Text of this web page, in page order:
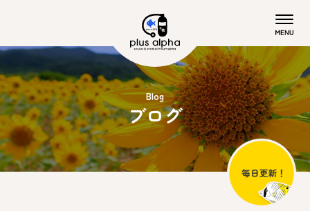
Blog
ブログ